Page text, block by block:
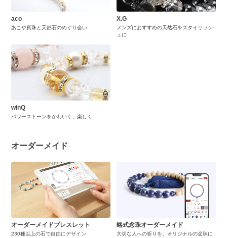
aco
あこや真珠と天然石のめぐり会い
X.G
メンズにおすすめの天然石をスタイリッシ
ュに
winQ
パワーストーンをかわいく、楽しく
オーダーメイド
オーダーメイドブレスレット
230種以上の石で自由にデザイン
略式念珠オーダーメイド
大切な人への祈りを、オリジナルの念珠に